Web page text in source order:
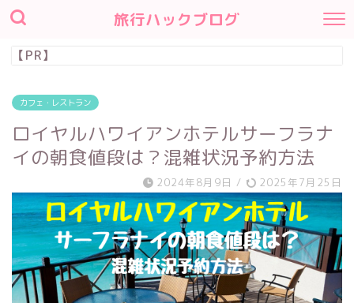
旅行ハックブログ
【PR】
カフェ・レストラン
ロイヤルハワイアンホテルサーフラナ
イの朝食値段は？混雑状況予約方法
2024年8月9日 / 2025年7月25日